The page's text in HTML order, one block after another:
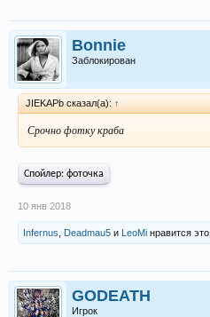
Bonnie
Заблокирован
JIEKAPb сказал(а): ↑
Срочно фотку краба
Спойлер: фоточка
10 янв 2018
Infernus Deadmau5 и LeoMi нравится это.
GODEATH
Игрок